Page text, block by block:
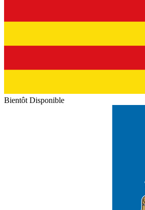
Bientôt Disponible